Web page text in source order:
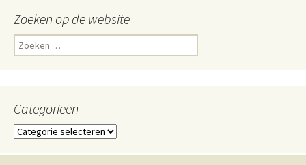
Zoeken op de website
Zoeken
naar:
Categorieën
Categorieën